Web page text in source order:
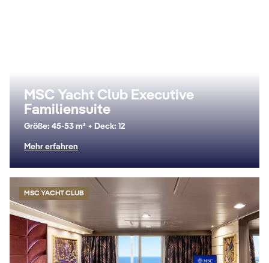
MSC Yacht Club Executive
Familiensuite
Größe: 45-53 m² + Deck: 12
Mehr erfahren
MSC YACHT CLUB